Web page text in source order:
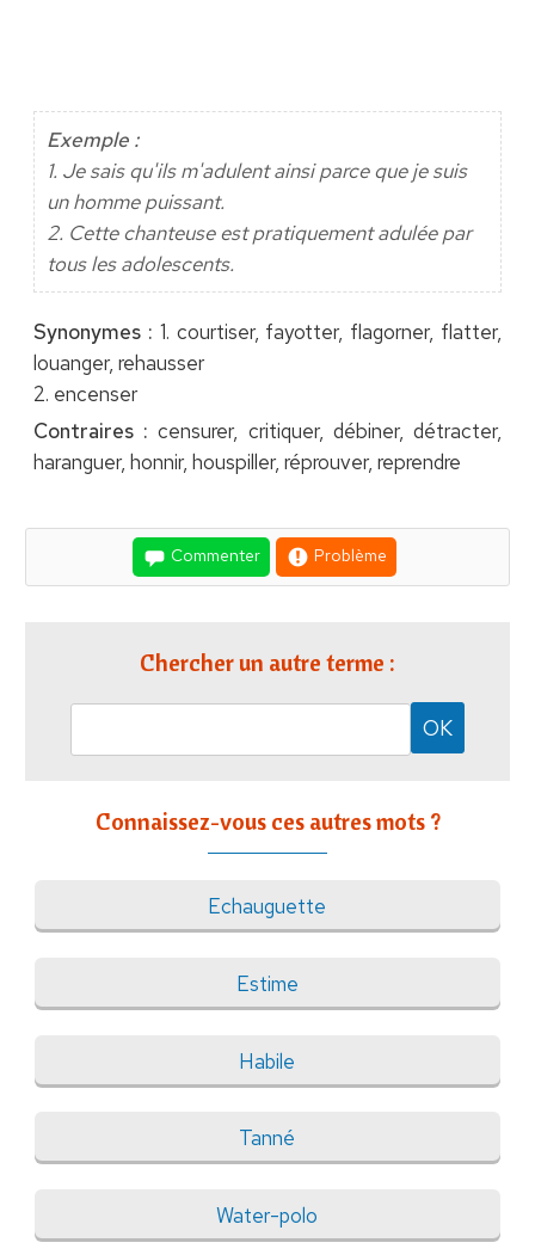
Exemple :
1. Je sais qu'ils m'adulent ainsi parce que je suis
un homme puissant.
2. Cette chanteuse est pratiquement adulée par
tous les adolescents.
Synonymes : 1. courtiser, fayotter, flagorner, flatter,
louanger, rehausser
2. encenser
Contraires : censurer, critiquer, débiner, détracter,
haranguer, honnir, houspiller, réprouver, reprendre
Commenter Problème
Chercher un autre terme :
Connaissez-vous ces autres mots ?
Echauguette
Estime
Habile
Tanné
Water-polo